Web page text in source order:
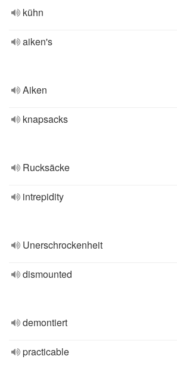
kühn
aiken's
Aiken
knapsacks
Rucksäcke
intrepidity
Unerschrockenheit
dismounted
demontiert
practicable